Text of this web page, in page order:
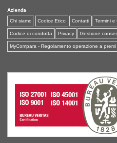
Azienda
Chi siamo
Codice Etico Contatti Termini e
Codice di condotta Privacy Gestione
MyCompara - Regolamento operazione a premi